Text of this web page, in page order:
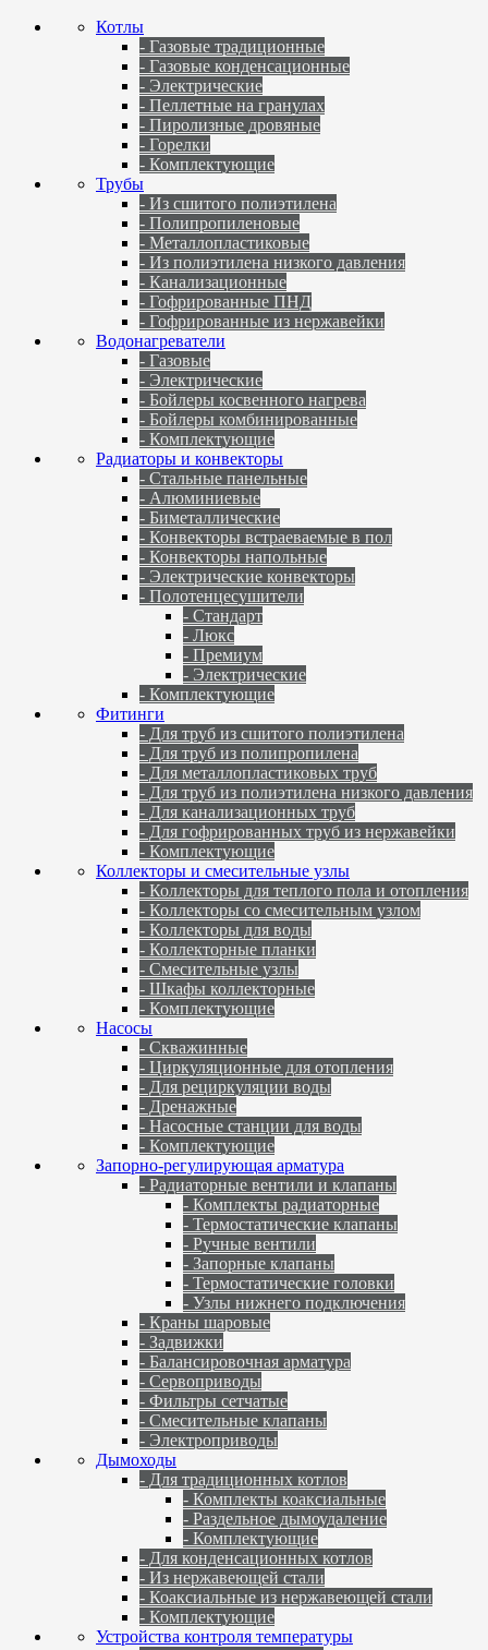
Котлы
- Газовые традиционные
- Газовые конденсационные
- Электрические
- Пеллетные на гранулах
- Пиролизные дровяные
- Горелки
- Комплектующие
Трубы
- Из сшитого полиэтилена
- Полипропиленовые
- Металлопластиковые
- Из полиэтилена низкого давления
- Канализационные
- Гофрированные ПНД
- Гофрированные из нержавейки
Водонагреватели
- Газовые
- Электрические
- Бойлеры косвенного нагрева
- Бойлеры комбинированные
- Комплектующие
Радиаторы и конвекторы
- Стальные панельные
- Алюминиевые
- Биметаллические
- Конвекторы встраеваемые в пол
- Конвекторы напольные
- Электрические конвекторы
- Полотенцесушители
- Стандарт
- Люкс
- Премиум
- Электрические
- Комплектующие
Фитинги
- Для труб из сшитого полиэтилена
- Для труб из полипропилена
- Для металлопластиковых труб
- Для труб из полиэтилена низкого давления
- Для канализационных труб
- Для гофрированных труб из нержавейки
- Комплектующие
Коллекторы и смесительные узлы
- Коллекторы для теплого пола и отопления
- Коллекторы со смесительным узлом
- Коллекторы для воды
- Коллекторные планки
- Смесительные узлы
- Шкафы коллекторные
- Комплектующие
Насосы
- Скважинные
- Циркуляционные для отопления
- Для рециркуляции воды
- Дренажные
- Насосные станции для воды
- Комплектующие
Запорно-регулирующая арматура
- Радиаторные вентили и клапаны
- Комплекты радиаторные
- Термостатические клапаны
- Ручные вентили
- Запорные клапаны
- Термостатические головки
- Узлы нижнего подключения
- Краны шаровые
- Задвижки
- Балансировочная арматура
- Сервоприводы
- Фильтры сетчатые
- Смесительные клапаны
- Электроприводы
Дымоходы
- Для традиционных котлов
- Комплекты коаксиальные
- Раздельное дымоудаление
- Комплектующие
- Для конденсационных котлов
- Из нержавеющей стали
- Коаксиальные из нержавеющей стали
- Комплектующие
Устройства контроля температуры